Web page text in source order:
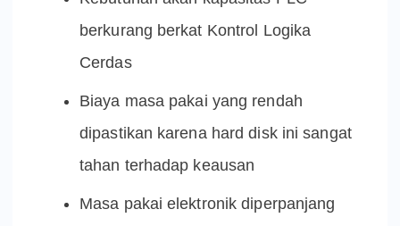
berkurang berkat Kontrol Logika
Cerdas
Biaya masa pakai yang rendah
dipastikan karena hard disk ini sangat
tahan terhadap keausan
Masa pakai elektronik diperpanjang